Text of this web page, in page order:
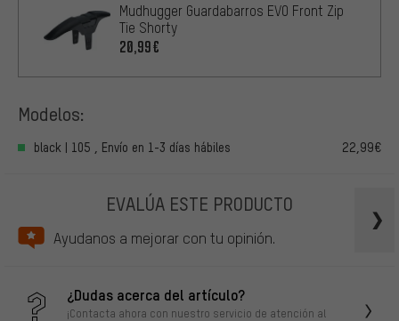
Mudhugger Guardabarros EVO Front Zip
Tie Shorty
20,99€
Modelos:
black | 105 , Envío en 1-3 días hábiles 22,99€
EVALÚA ESTE PRODUCTO
Ayudanos a mejorar con tu opinión.
¿Dudas acerca del artículo?
¡Contacta ahora con nuestro servicio de atención al